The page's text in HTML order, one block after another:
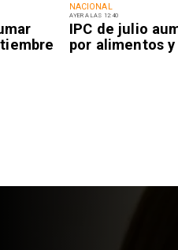
NACIONAL
AYER A LAS 12:40
IPC de julio
por alimentos